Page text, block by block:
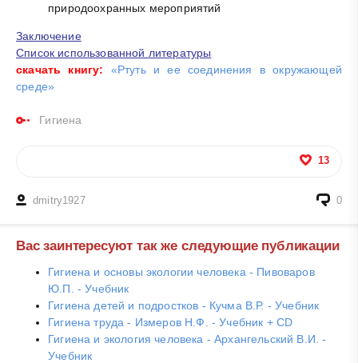
природоохранных мероприятий
Заключение
Список использованной литературы
скачать книгу:
«Ртуть и ее соединения в окружающей
среде»
Гигиена
13
dmitry1927 0
Вас заинтересуют так же следующие публикации
Гигиена и основы экологии человека - Пивоваров
Ю.П. - Учебник
Гигиена детей и подростков - Кучма В.Р. - Учебник
Гигиена труда - Измеров Н.Ф. - Учебник + CD
Гигиена и экология человека - Архангельский В.И. -
Учебник